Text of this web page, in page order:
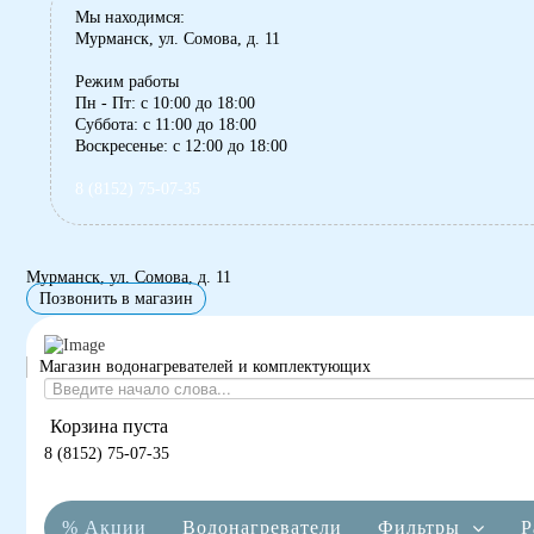
Мы находимся:
Мурманск, ул. Сомова, д. 11
Режим работы
Пн - Пт: с 10:00 до 18:00
Суббота: с 11:00 до 18:00
Воскресенье: с 12:00 до 18:00
8 (8152) 75-07-35
Мурманск, ул. Сомова, д. 11
Позвонить в магазин
Магазин водонагревателей и комплектующих
Корзина пуста
8 (8152) 75-07-35
% Акции Водонагреватели Фильтры